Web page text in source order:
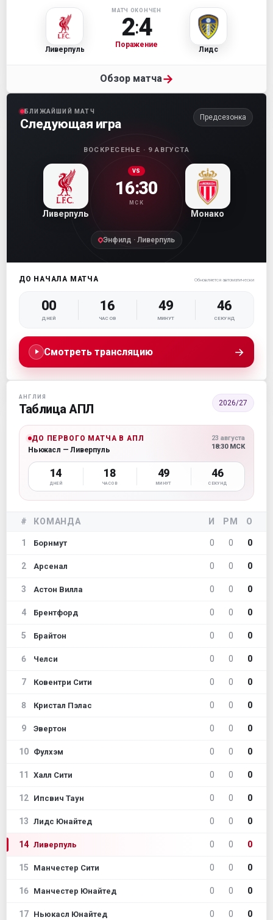
Ливерпуль
МАТЧ ОКОНЧЕН
2:4
Поражение
Лидс
Обзор матча→
БЛИЖАЙШИЙ МАТЧ
Следующая игра Предсезонка
ВОСКРЕСЕНЬЕ · 9 АВГУСТА
Ливерпуль
VS
16:30
МСК
Монако
Энфилд · Ливерпуль
ДО НАЧАЛА МАТЧА Обновляется автоматически
00
ДНЕЙ
16
ЧАСОВ
49
МИНУТ
45
СЕКУНД
Смотреть трансляцию →
АНГЛИЯ
Таблица АПЛ 2026/27
ДО ПЕРВОГО МАТЧА В АПЛ
Ньюкасл — Ливерпуль
23 августа
18:30 МСК
14
ДНЕЙ
18
ЧАСОВ
49
МИНУТ
45
СЕКУНД
# КОМАНДА И РМ О
1 Борнмут 0 0 0
2 Арсенал 0 0 0
3 Астон Вилла 0 0 0
4 Брентфорд 0 0 0
5 Брайтон 0 0 0
6 Челси 0 0 0
7 Ковентри Сити 0 0 0
8 Кристал Пэлас 0 0 0
9 Эвертон 0 0 0
10 Фулхэм 0 0 0
11 Халл Сити 0 0 0
12 Ипсвич Таун 0 0 0
13 Лидс Юнайтед 0 0 0
14 Ливерпуль 0 0 0
15 Манчестер Сити 0 0 0
16 Манчестер Юнайтед 0 0 0
17 Ньюкасл Юнайтед 0 0 0